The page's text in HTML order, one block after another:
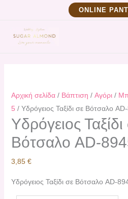
περιεχόμενο
ΟNLINE
Αρχική σελίδα/ Βάπτιση / Αγόρι/
5 / Υδρόγειος Ταξίδι σε Βότσαλο
Υδρόγειος
Βότσαλο AD-
3,85 €
Υδρόγειος Ταξίδι σε Βότσαλο AD-
σε
Βότσαλο AD-